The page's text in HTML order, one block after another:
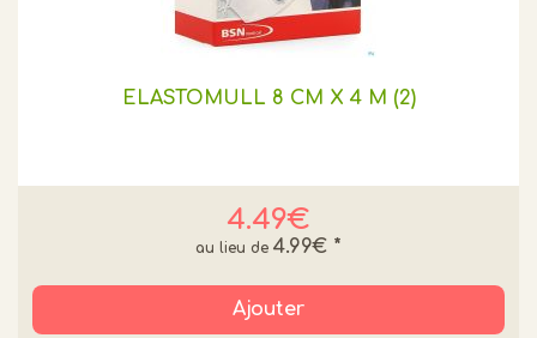
ELASTOMULL 8 CM X 4 M (2)
4.49€
4.99€ *
Ajouter